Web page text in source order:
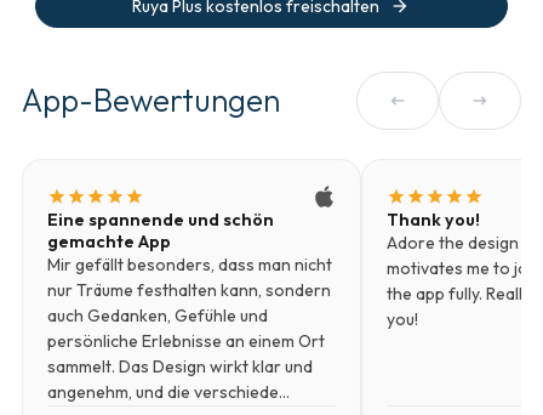
Ruya Plus kostenlos freischalten arrow_forward
App-Bewertungen arrow_left_alt arrow_right_alt
star star star star star
Eine spannende und schön
gemachte App
Mir gefällt besonders, dass man nicht
nur Träume festhalten kann, sondern
auch Gedanken, Gefühle und
persönliche Erlebnisse an einem Ort
sammelt. Das Design wirkt klar und
angenehm, und die verschiede…
star star star star star
Thank you!
Adore the design
motivates me to
the app fully. Really
you!